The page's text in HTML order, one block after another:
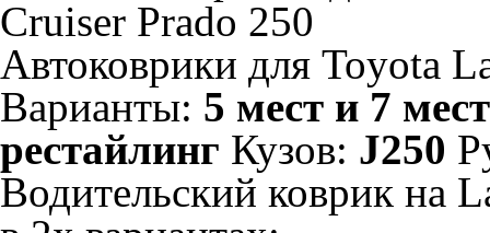
Cruiser Prado 250
Автоковрики для Toyota
Варианты: 5 мест и 7 мест
рестайлинг Кузов: J250
Водительский коврик на